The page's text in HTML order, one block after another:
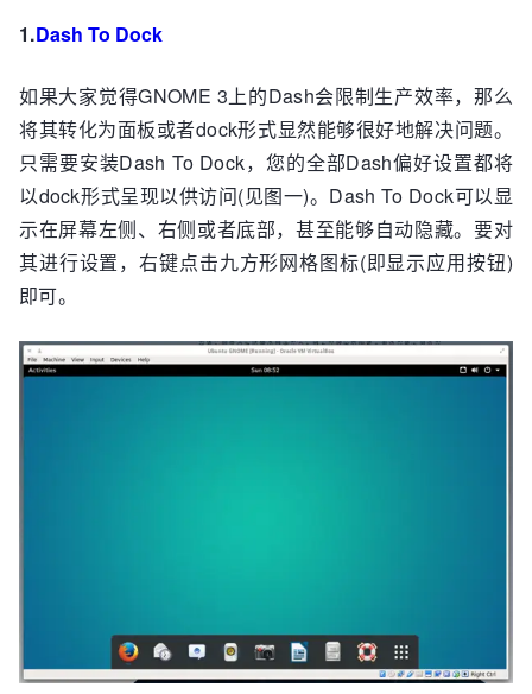
1.Dash To Dock
如果大家觉得GNOME 3上的Dash会限制生产效率，那么
将其转化为面板或者dock形式显然能够很好地解决问题。
只需要安装Dash To Dock，您的全部Dash偏好设置都将
以dock形式呈现以供访问(见图一)。Dash To Dock可以显
示在屏幕左侧、右侧或者底部，甚至能够自动隐藏。要对
其进行设置，右键点击九方形网格图标(即显示应用按钮)
即可。